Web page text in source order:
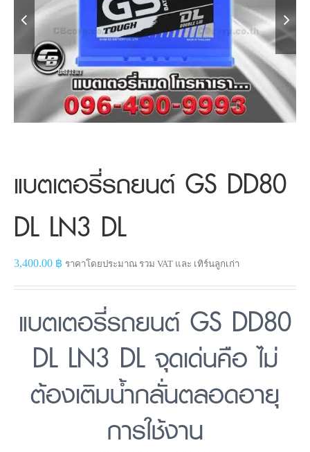
 
แบตเตอรี่รถยนต์ GS DD80
DL LN3 DL
3,400.00 ฿ ราคาโดยประมาณ รวม VAT และ เทิร์นลูกเก่า
แบตเตอรี่รถยนต์ GS DD80
DL LN3 DL จุดเด่นคือ ไม่
ต้องเติมน้ำกลั่นตลอดอายุ
การใช้งาน